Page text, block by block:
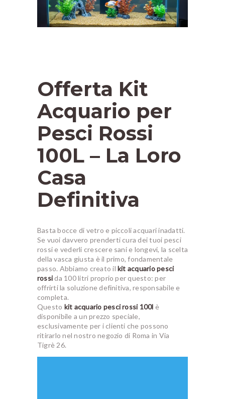
Offerta Kit
Acquario per
Pesci Rossi
100L – La Loro
Casa
Definitiva
Basta bocce di vetro e piccoli acquari inadatti.
Se vuoi davvero prenderti cura dei tuoi pesci
rossi e vederli crescere sani e longevi, la scelta
della vasca giusta è il primo, fondamentale
passo. Abbiamo creato ilkit acquario pesci
rossida 100 litri proprio per questo: per
offrirti la soluzione definitiva, responsabile e
completa.
Questo kit acquario pesci rossi 100l è
disponibile a un prezzo speciale,
esclusivamente per i clienti che possono
ritirarlo nel nostro negozio di Roma in Via
Tigrè 26.